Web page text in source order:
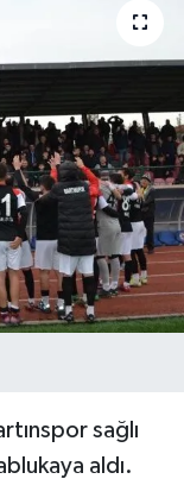
sağlı
aldı.